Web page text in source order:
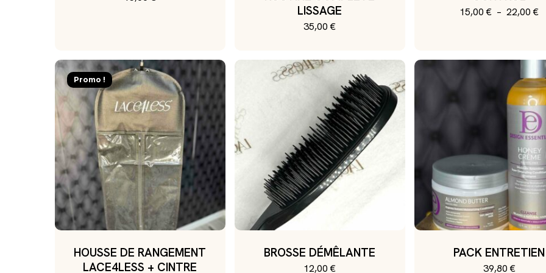
LISSAGE
35,00€
15,00€ – 22,00€
Ce
Les
options
être
sur
la
page
du
Promo !
HOUSSE DE RANGEMENT
LACE4LESS + CINTRE
BROSSE DÉMÊLANTE
12,00€
PACK ENTRETIEN
39,80€